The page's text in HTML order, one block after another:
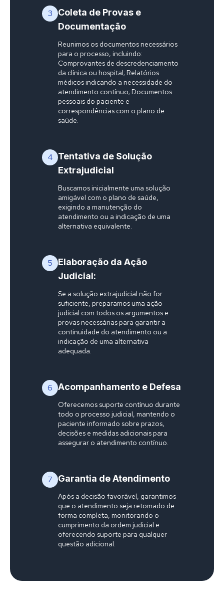
3
Coleta de Provas e
Documentação
Reunimos os documentos necessários
para o processo, incluindo:
Comprovantes de descredenciamento
da clínica ou hospital; Relatórios
médicos indicando a necessidade do
atendimento contínuo; Documentos
pessoais do paciente e
correspondências com o plano de
saúde.
4 Tentativa de Solução
Extrajudicial
Buscamos inicialmente uma solução
amigável com o plano de saúde,
exigindo a manutenção do
atendimento ou a indicação de uma
alternativa equivalente.
5
Elaboração da Ação
Judicial:
Se a solução extrajudicial não for
suficiente, preparamos uma ação
judicial com todos os argumentos e
provas necessárias para garantir a
continuidade do atendimento ou a
indicação de uma alternativa
adequada.
6 Acompanhamento e Defesa
Oferecemos suporte contínuo durante
todo o processo judicial, mantendo o
paciente informado sobre prazos,
decisões e medidas adicionais para
assegurar o atendimento contínuo.
7 Garantia de Atendimento
Após a decisão favorável, garantimos
que o atendimento seja retomado de
forma completa, monitorando o
cumprimento da ordem judicial e
oferecendo suporte para qualquer
questão adicional.